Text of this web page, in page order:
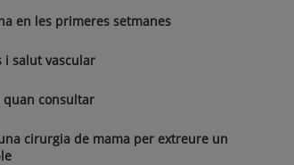
en les primeres setmanes
i salut vascular
quan consultar
cirurgia de mama per extreure un